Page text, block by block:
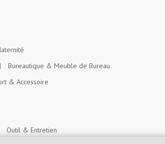
Bureautique & Meuble de Bureau
& Accessoire
Outil & Entretien